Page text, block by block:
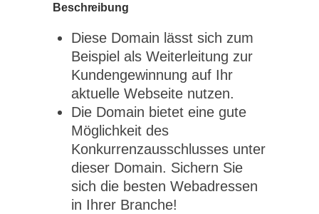
Beschreibung
Diese Domain lässt sich zum
Beispiel als Weiterleitung zur
Kundengewinnung auf Ihr
aktuelle Webseite nutzen.
Die Domain bietet eine gute
Möglichkeit des
Konkurrenzausschlusses unter
dieser Domain. Sichern Sie
sich die besten Webadressen
in Ihrer Branche!